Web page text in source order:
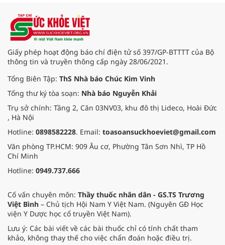
Giấy phép hoạt động báo chí điện tử số 397/GP-BTTTT của Bộ
thông tin và truyền thông cấp ngày 28/06/2021.
Tổng Biên Tập: ThS Nhà báo Chúc Kim Vinh
Tổng thư ký tòa soạn: Nhà báo Nguyễn Khải
Trụ sở chính: Tầng 2, Căn 03NV03, khu đô thị Lideco, Hoài Đức
, Hà Nội
Hotline: 0898582228. Email: toasoansuckhoeviet@gmail.com
Văn phòng TP.HCM: 909 Âu cơ, Phường Tân Sơn Nhì, TP Hồ
Chí Minh
Hotline: 0949.737.666
Cố vấn chuyên môn: Thầy thuốc nhân dân - GS.TS Trương
Việt Bình – Chủ tịch Hội Nam Y Việt Nam. (Nguyên GĐ Học
viện Y Dược học cổ truyền Việt Nam).
Lưu ý: Các bài viết về các bài thuốc chỉ có tính chất tham
khảo, không thay thế cho việc chẩn đoán hoặc điều trị.